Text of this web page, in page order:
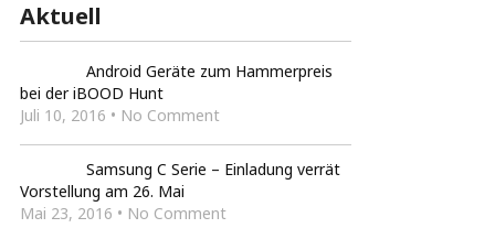
Aktuell
Android Geräte zum Hammerpreis
bei der iBOOD Hunt
Juli 10, 2016 • No Comment
Samsung C Serie – Einladung verrät
Vorstellung am 26. Mai
Mai 23, 2016 • No Comment